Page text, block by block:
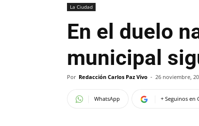
La Ciudad
En el duelo
municipal
Por Redacción Carlos Paz Vivo - 26 noviembre,
WhatsApp + Seguinos en